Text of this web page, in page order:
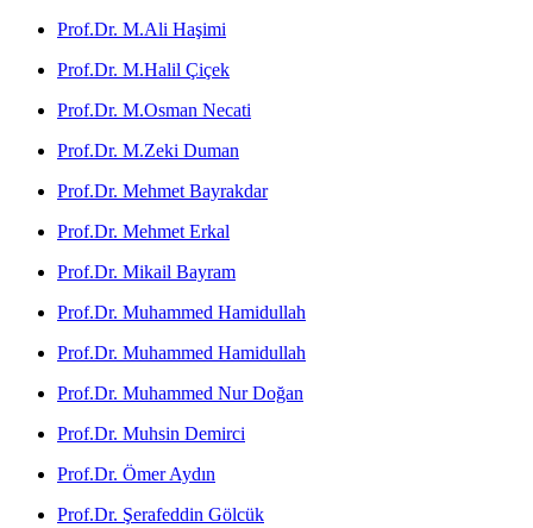
Prof.Dr. M.Ali Haşimi
Prof.Dr. M.Halil Çiçek
Prof.Dr. M.Osman Necati
Prof.Dr. M.Zeki Duman
Prof.Dr. Mehmet Bayrakdar
Prof.Dr. Mehmet Erkal
Prof.Dr. Mikail Bayram
Prof.Dr. Muhammed Hamidullah
Prof.Dr. Muhammed Hamidullah
Prof.Dr. Muhammed Nur Doğan
Prof.Dr. Muhsin Demirci
Prof.Dr. Ömer Aydın
Prof.Dr. Şerafeddin Gölcük